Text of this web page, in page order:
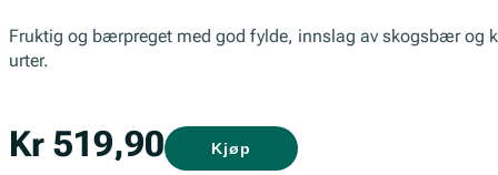
Fruktig og bærpreget med god fylde, innslag av skogsbær og
urter.
Kr 519,90 Kjøp